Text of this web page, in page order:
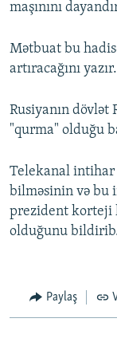
maşınını
Mətbuat bu
artıracağını yazır.
Rusiyanın dövlət
"qurma" olduğu
Telekanal intihar
bilməsinin və bu
prezident korteji
olduğunu
Paylaş